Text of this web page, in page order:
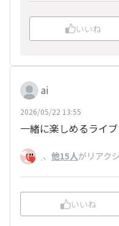
ラストライブも後
いいね
ai
2026/05/22 13:55
一緒に楽しめるライブ
.、 他15人がリアク
いいね